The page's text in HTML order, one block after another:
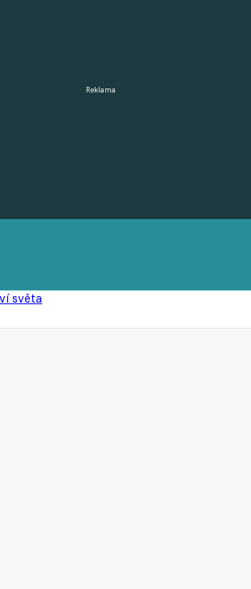
Reklama
světa